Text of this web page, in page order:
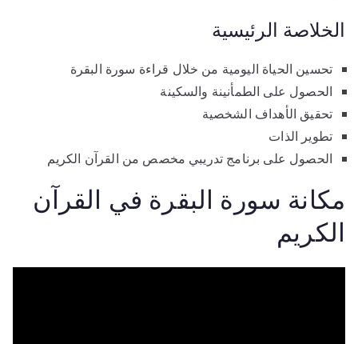
الخلاصة الرئيسية
تحسين الحياة اليومية من خلال قراءة سورة البقرة
الحصول على الطمأنينة والسكينة
تحقيق الأهداف الشخصية
تطوير الذات
الحصول على برنامج تدريبي مخصص من القرآن الكريم
مكانة سورة البقرة في القرآن
الكريم